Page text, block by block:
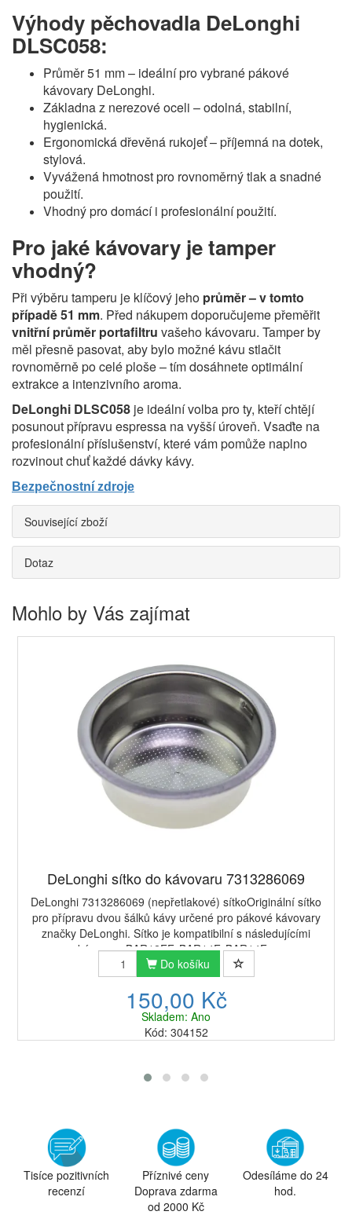
Výhody pěchovadla DeLonghi
DLSC058:
Průměr 51 mm – ideální pro vybrané pákové
kávovary DeLonghi.
Základna z nerezové oceli – odolná, stabilní,
hygienická.
Ergonomická dřevěná rukojeť – příjemná na dotek,
stylová.
Vyvážená hmotnost pro rovnoměrný tlak a snadné
použití.
Vhodný pro domácí i profesionální použití.
Pro jaké kávovary je tamper
vhodný?
Při výběru tamperu je klíčový jeho průměr – v tomto
případě 51 mm. Před nákupem doporučujeme přeměřit
vnitřní průměr portafiltru vašeho kávovaru. Tamper by
měl přesně pasovat, aby bylo možné kávu stlačit
rovnoměrně po celé ploše – tím dosáhnete optimální
extrakce a intenzivního aroma.
DeLonghi DLSC058 je ideální volba pro ty, kteří chtějí
posunout přípravu espressa na vyšší úroveň. Vsaďte na
profesionální příslušenství, které vám pomůže naplno
rozvinout chuť každé dávky kávy.
Bezpečnostní zdroje
Související zboží
Dotaz
Mohlo by Vás zajímat
DeLonghi sítko do kávovaru 7313286069
DeLonghi 7313286069 (nepřetlakové) sítkoOriginální sítko
pro přípravu dvou šálků kávy určené pro pákové kávovary
značky DeLonghi. Sítko je kompatibilní s následujícími
kávovary:BAR12FF, BAR14F, BAR14F...
Do košíku
150,00 Kč
Skladem: Ano
Kód: 304152
Tisíce pozitivních
recenzí
Příznivé ceny
Doprava zdarma
od 2000 Kč
Odesíláme do 24
hod.